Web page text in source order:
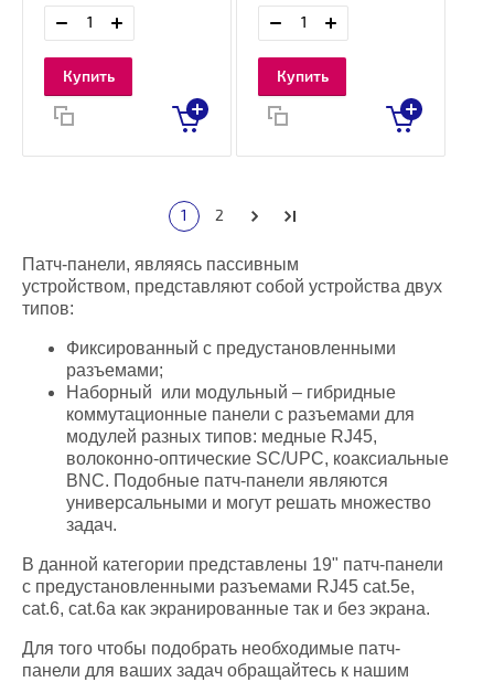
Купить Купить
1 2
Патч-панели, являясь пассивным
устройством, представляют собой устройства двух
типов:
Фиксированный с предустановленными
разъемами;
Наборный или модульный – гибридные
коммутационные панели с разъемами для
модулей разных типов: медные RJ45,
волоконно-оптические SC/UPC, коаксиальные
BNC. Подобные патч-панели являются
универсальными и могут решать множество
задач.
В данной категории представлены 19" патч-панели
с предустановленными разъемами RJ45 cat.5e,
cat.6, cat.6a как экранированные так и без экрана.
Для того чтобы подобрать необходимые патч-
панели для ваших задач обращайтесь к нашим